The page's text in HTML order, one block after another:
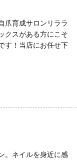
爪育成サロンリララ
クスがある方にこそ
す！当店にお任せ下
。ネイルを身近に感